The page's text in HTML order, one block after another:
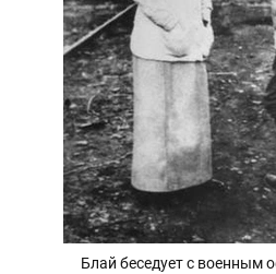
Блай беседует с военным